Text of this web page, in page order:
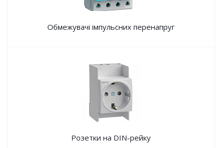
Обмежувачі імпульсних перенапруг
Розетки на DIN-рейку